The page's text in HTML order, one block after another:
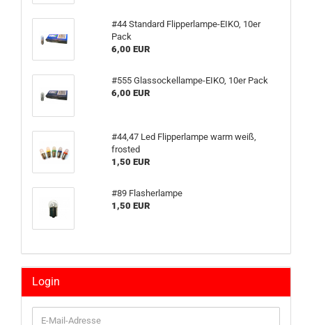
#44 Standard Flipperlampe-EIKO, 10er
Pack
6,00 EUR
#555 Glassockellampe-EIKO, 10er Pack
6,00 EUR
#44,47 Led Flipperlampe warm weiß,
frosted
1,50 EUR
#89 Flasherlampe
1,50 EUR
Login
E-